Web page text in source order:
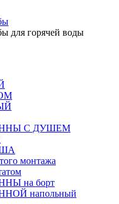
для горячей воды
С ДУШЕМ
монтажа
на борт
напольный